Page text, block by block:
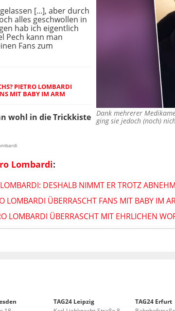
Dank mehrerer
ging sie jedoch (noch)
[...], aber durch
alles geschwollen in
hab ich eigentlich
Pech kann man
Fans zum
PIETRO LOMBARDI
MIT BABY IM ARM
wohl in die Trickkiste
Lombardi:
DESHALB NIMMT ER TROTZ
LOMBARDI ÜBERRASCHT FANS MIT BABY IM
LOMBARDI ÜBERRASCHT MIT EHRLICHEN
TAG24 Leipzig
TAG24 Erfurt